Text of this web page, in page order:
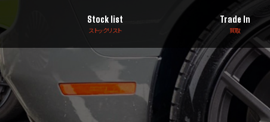
Stock list
ストックリスト
Trade In
買取